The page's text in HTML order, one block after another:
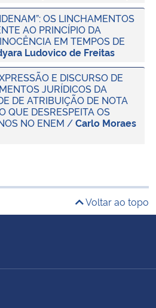
OS LINCHAMENTOS
AO PRINCÍPIO DA
EM TEMPOS DE
Ludovico de Freitas
E DISCURSO DE
JURÍDICOS DA
DE ATRIBUIÇÃO DE NOTA
QUE DESRESPEITA OS
NO ENEM /Carlo Moraes
Voltar ao topo